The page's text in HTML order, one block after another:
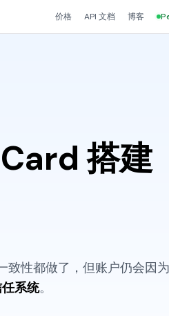
价格 API 文档 博客
搭建
性都做了，但账户仍会因
系统。